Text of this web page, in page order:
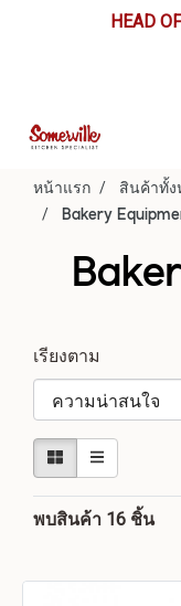
HEAD
หน้าแรก สินค้าทั้ง
Bakery
เรียงตาม
พบสินค้า 16 ชิ้น